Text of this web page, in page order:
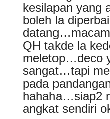
kesilapan yang
boleh la
QH takde la
meletop…deco
sangat…tapi
pada
hahaha…siap2
angkat sendiri